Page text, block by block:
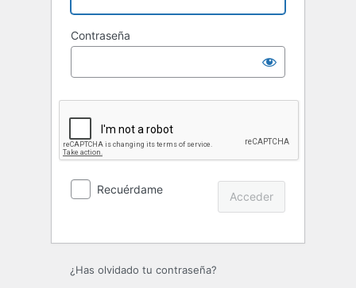
Contraseña
Recuérdame
¿Has olvidado tu contraseña?